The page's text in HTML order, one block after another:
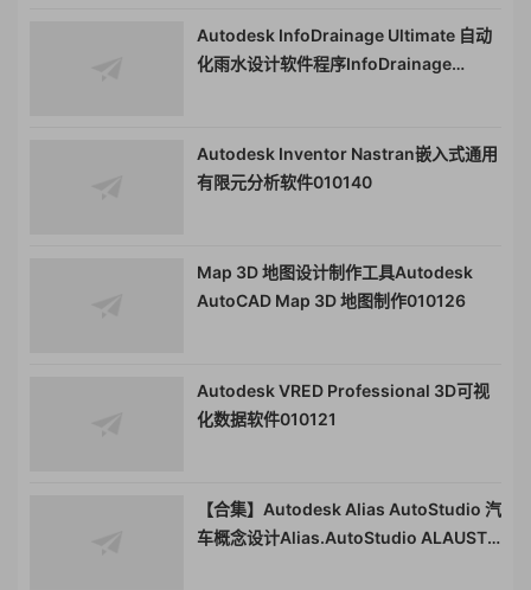
Autodesk InfoDrainage Ultimate 自动
化雨水设计软件程序InfoDrainage
Autodesk Inventor Nastran嵌入式通用
有限元分析软件010140
Map 3D 地图设计制作工具Autodesk
AutoCAD Map 3D 地图制作010126
Autodesk VRED Professional 3D可视
化数据软件010121
【合集】Autodesk Alias AutoStudio 汽
车概念设计Alias.AutoStudio ALAUST